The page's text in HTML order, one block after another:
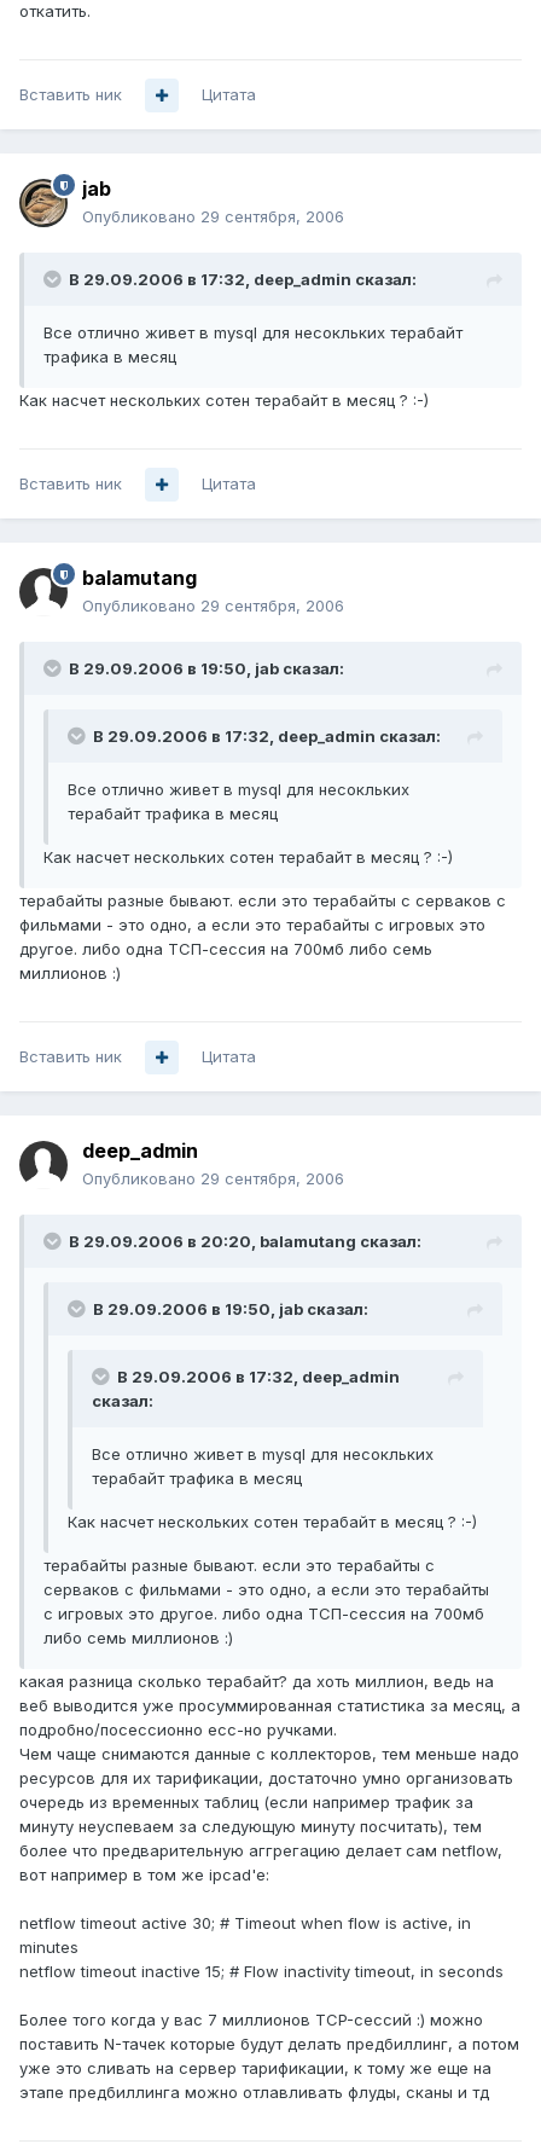
откатить.
Вставить ник Цитата
jab
Опубликовано 29 сентября, 2006
В 29.09.2006 в 17:32, deep_admin сказал:
Все отлично живет в mysql для несокльких терабайт
трафика в месяц
Как насчет нескольких сотен терабайт в месяц ? :-)
Вставить ник Цитата
balamutang
Опубликовано 29 сентября, 2006
В 29.09.2006 в 19:50, jab сказал:
В 29.09.2006 в 17:32, deep_admin сказал:
Все отлично живет в mysql для несокльких
терабайт трафика в месяц
Как насчет нескольких сотен терабайт в месяц ? :-)
терабайты разные бывают. если это терабайты с серваков с
фильмами - это одно, а если это терабайты с игровых это
другое. либо одна ТСП-сессия на 700мб либо семь
миллионов :)
Вставить ник Цитата
deep_admin
Опубликовано 29 сентября, 2006
В 29.09.2006 в 20:20, balamutang сказал:
В 29.09.2006 в 19:50, jab сказал:
В 29.09.2006 в 17:32, deep_admin
сказал:
Все отлично живет в mysql для несокльких
терабайт трафика в месяц
Как насчет нескольких сотен терабайт в месяц ? :-)
терабайты разные бывают. если это терабайты с
серваков с фильмами - это одно, а если это терабайты
с игровых это другое. либо одна ТСП-сессия на 700мб
либо семь миллионов :)
какая разница сколько терабайт? да хоть миллион, ведь на
веб выводится уже просуммированная статистика за месяц, а
подробно/посессионно есс-но ручками.
Чем чаще снимаются данные с коллекторов, тем меньше надо
ресурсов для их тарификации, достаточно умно организовать
очередь из временных таблиц (если например трафик за
минуту неуспеваем за следующую минуту посчитать), тем
более что предварительную аггрегацию делает сам netflow,
вот например в том же ipcad'е:
netflow timeout active 30; # Timeout when flow is active, in
minutes
netflow timeout inactive 15; # Flow inactivity timeout, in seconds
Более того когда у вас 7 миллионов TCP-сессий :) можно
поставить N-тачек которые будут делать предбиллинг, а потом
уже это сливать на сервер тарификации, к тому же еще на
этапе предбиллинга можно отлавливать флуды, сканы и тд